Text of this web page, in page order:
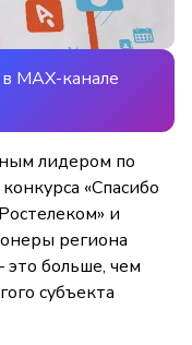
MAX-канале
лидером по
«Спасибо
и
региона
больше, чем
субъекта